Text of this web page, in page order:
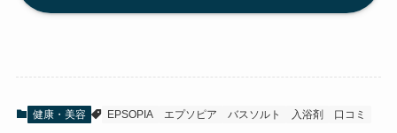
健康・美容 EPSOPIA エプソピア バスソルト 入浴剤 口コミ